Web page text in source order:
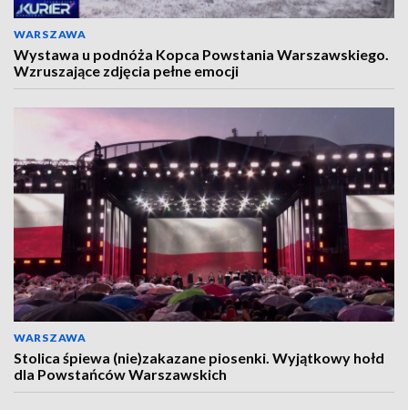
WARSZAWA
Wystawa u podnóża Kopca Powstania Warszawskiego.
Wzruszające zdjęcia pełne emocji
WARSZAWA
Stolica śpiewa (nie)zakazane piosenki. Wyjątkowy hołd
dla Powstańców Warszawskich